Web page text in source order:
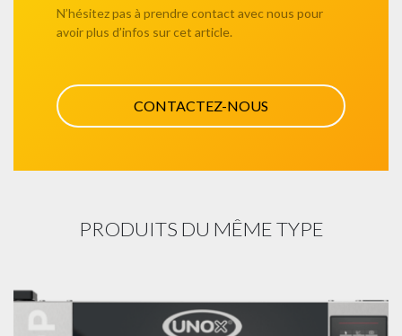
N’hésitez pas à prendre contact avec nous pour
avoir plus d’infos sur cet article.
CONTACTEZ-NOUS
PRODUITS DU MÊME TYPE